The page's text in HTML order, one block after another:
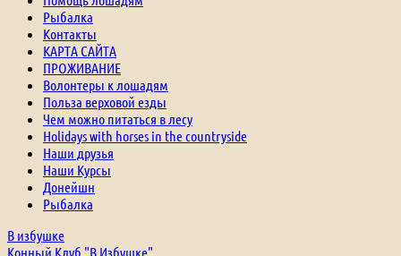
Рыбалка
Контакты
КАРТА САЙТА
ПРОЖИВАНИЕ
Волонтеры к лошадям
Польза верховой езды
Чем можно питаться в лесу
Holidays with horses in the countryside
Наши друзья
Наши Курсы
Донейшн
Рыбалка
В избушке
Конный Клуб "В Избушке"